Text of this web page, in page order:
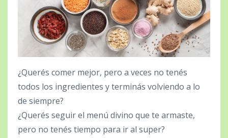
¿Querés comer mejor, pero a veces no tenés
todos los ingredientes y terminás volviendo a lo
de siempre?
¿Querés seguir el menú divino que te armaste,
pero no tenés tiempo para ir al super?